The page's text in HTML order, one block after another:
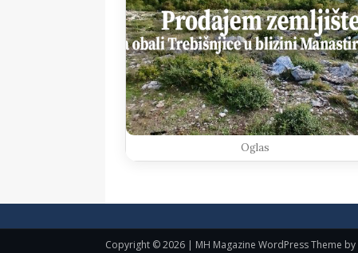
Oglas
Copyright © 2026 | MH Magazine WordPress Theme by